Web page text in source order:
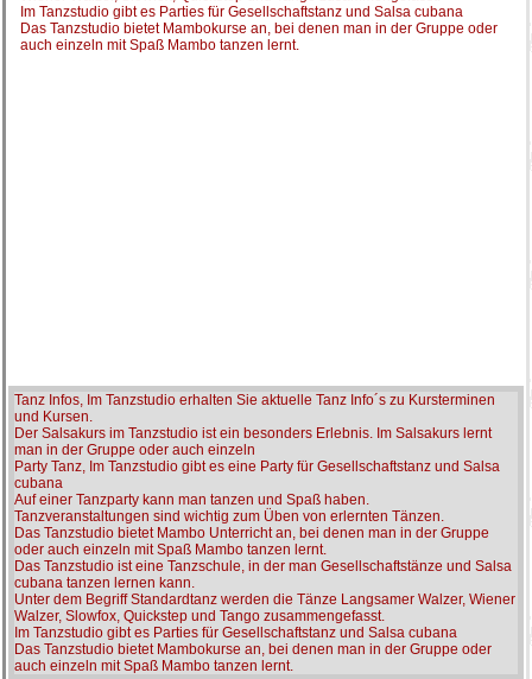
Im Tanzstudio gibt es Parties für Gesellschaftstanz und Salsa cubana
Das Tanzstudio bietet Mambokurse an, bei denen man in der Gruppe oder
auch einzeln mit Spaß Mambo tanzen lernt.
Tanz Infos, Im Tanzstudio erhalten Sie aktuelle Tanz Info´s zu Kursterminen
und Kursen.
Der Salsakurs im Tanzstudio ist ein besonders Erlebnis. Im Salsakurs lernt
man in der Gruppe oder auch einzeln
Party Tanz, Im Tanzstudio gibt es eine Party für Gesellschaftstanz und Salsa
cubana
Auf einer Tanzparty kann man tanzen und Spaß haben.
Tanzveranstaltungen sind wichtig zum Üben von erlernten Tänzen.
Das Tanzstudio bietet Mambo Unterricht an, bei denen man in der Gruppe
oder auch einzeln mit Spaß Mambo tanzen lernt.
Das Tanzstudio ist eine Tanzschule, in der man Gesellschaftstänze und Salsa
cubana tanzen lernen kann.
Unter dem Begriff Standardtanz werden die Tänze Langsamer Walzer, Wiener
Walzer, Slowfox, Quickstep und Tango zusammengefasst.
Im Tanzstudio gibt es Parties für Gesellschaftstanz und Salsa cubana
Das Tanzstudio bietet Mambokurse an, bei denen man in der Gruppe oder
auch einzeln mit Spaß Mambo tanzen lernt.